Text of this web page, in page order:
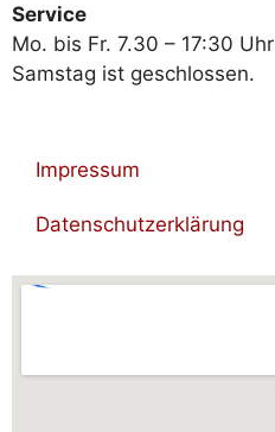
Service
Mo. bis Fr. 7.30 – 17:30 Uhr
Samstag ist geschlossen.
Impressum
Datenschutzerklärung